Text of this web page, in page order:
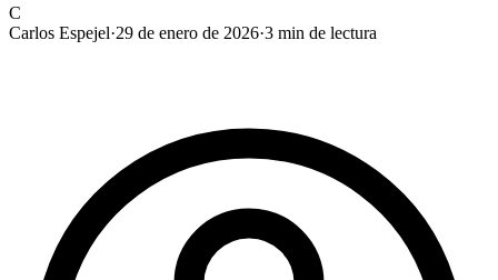
C
Carlos Espejel·29 de enero de 2026·3 min de lectura